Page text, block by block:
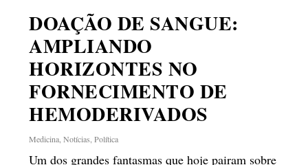
DOAÇÃO DE SANGUE:
AMPLIANDO
HORIZONTES NO
FORNECIMENTO DE
HEMODERIVADOS
Medicina ,Notícias ,Política
Um dos grandes fantasmas que hoje pairam sobre